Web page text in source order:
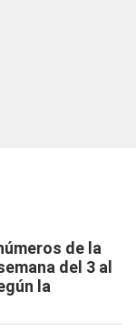
de la
del 3 al
la